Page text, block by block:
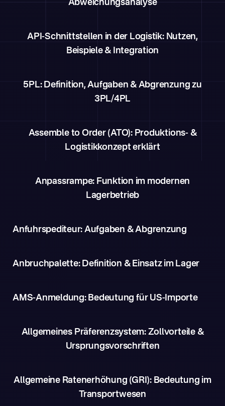
Abweichungsanalyse
API-Schnittstellen in der Logistik: Nutzen,
Beispiele & Integration
5PL: Definition, Aufgaben & Abgrenzung zu
3PL/4PL
Assemble to Order (ATO): Produktions- &
Logistikkonzept erklärt
Anpassrampe: Funktion im modernen
Lagerbetrieb
Anfuhrspediteur: Aufgaben & Abgrenzung
Anbruchpalette: Definition & Einsatz im Lager
AMS-Anmeldung: Bedeutung für US-Importe
Allgemeines Präferenzsystem: Zollvorteile &
Ursprungsvorschriften
Allgemeine Ratenerhöhung (GRI): Bedeutung im
Transportwesen